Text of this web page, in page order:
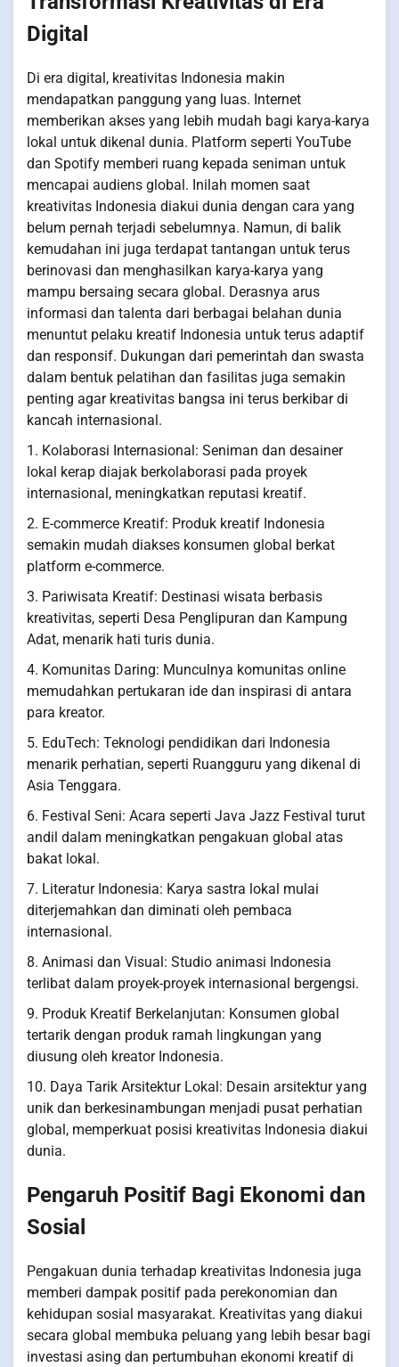
Digital
Di era digital, kreativitas Indonesia makin
mendapatkan panggung yang luas. Internet
memberikan akses yang lebih mudah bagi karya-karya
lokal untuk dikenal dunia. Platform seperti YouTube
dan Spotify memberi ruang kepada seniman untuk
mencapai audiens global. Inilah momen saat
kreativitas Indonesia diakui dunia dengan cara yang
belum pernah terjadi sebelumnya. Namun, di balik
kemudahan ini juga terdapat tantangan untuk terus
berinovasi dan menghasilkan karya-karya yang
mampu bersaing secara global. Derasnya arus
informasi dan talenta dari berbagai belahan dunia
menuntut pelaku kreatif Indonesia untuk terus adaptif
dan responsif. Dukungan dari pemerintah dan swasta
dalam bentuk pelatihan dan fasilitas juga semakin
penting agar kreativitas bangsa ini terus berkibar di
kancah internasional.
1. Kolaborasi Internasional: Seniman dan desainer
lokal kerap diajak berkolaborasi pada proyek
internasional, meningkatkan reputasi kreatif.
2. E-commerce Kreatif: Produk kreatif Indonesia
semakin mudah diakses konsumen global berkat
platform e-commerce.
3. Pariwisata Kreatif: Destinasi wisata berbasis
kreativitas, seperti Desa Penglipuran dan Kampung
Adat, menarik hati turis dunia.
4. Komunitas Daring: Munculnya komunitas online
memudahkan pertukaran ide dan inspirasi di antara
para kreator.
5. EduTech: Teknologi pendidikan dari Indonesia
menarik perhatian, seperti Ruangguru yang dikenal di
Asia Tenggara.
6. Festival Seni: Acara seperti Java Jazz Festival turut
andil dalam meningkatkan pengakuan global atas
bakat lokal.
7. Literatur Indonesia: Karya sastra lokal mulai
diterjemahkan dan diminati oleh pembaca
internasional.
8. Animasi dan Visual: Studio animasi Indonesia
terlibat dalam proyek-proyek internasional bergengsi.
9. Produk Kreatif Berkelanjutan: Konsumen global
tertarik dengan produk ramah lingkungan yang
diusung oleh kreator Indonesia.
10. Daya Tarik Arsitektur Lokal: Desain arsitektur yang
unik dan berkesinambungan menjadi pusat perhatian
global, memperkuat posisi kreativitas Indonesia diakui
dunia.
Pengaruh Positif Bagi Ekonomi dan
Sosial
Pengakuan dunia terhadap kreativitas Indonesia juga
memberi dampak positif pada perekonomian dan
kehidupan sosial masyarakat. Kreativitas yang diakui
secara global membuka peluang yang lebih besar bagi
investasi asing dan pertumbuhan ekonomi kreatif di